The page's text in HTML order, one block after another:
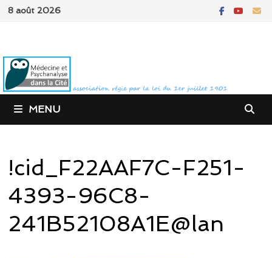
Passer
8 août 2026
MENU
!cid_F22AAF7C-F251-
4393-96C8-
241B52108A1E@lan